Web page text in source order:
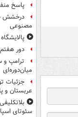
پاسخ
درخشش
مصنوعی
دور
ترامپ و
میان‌دوره‌ای
جزئیات
عربستان و
سئوتای